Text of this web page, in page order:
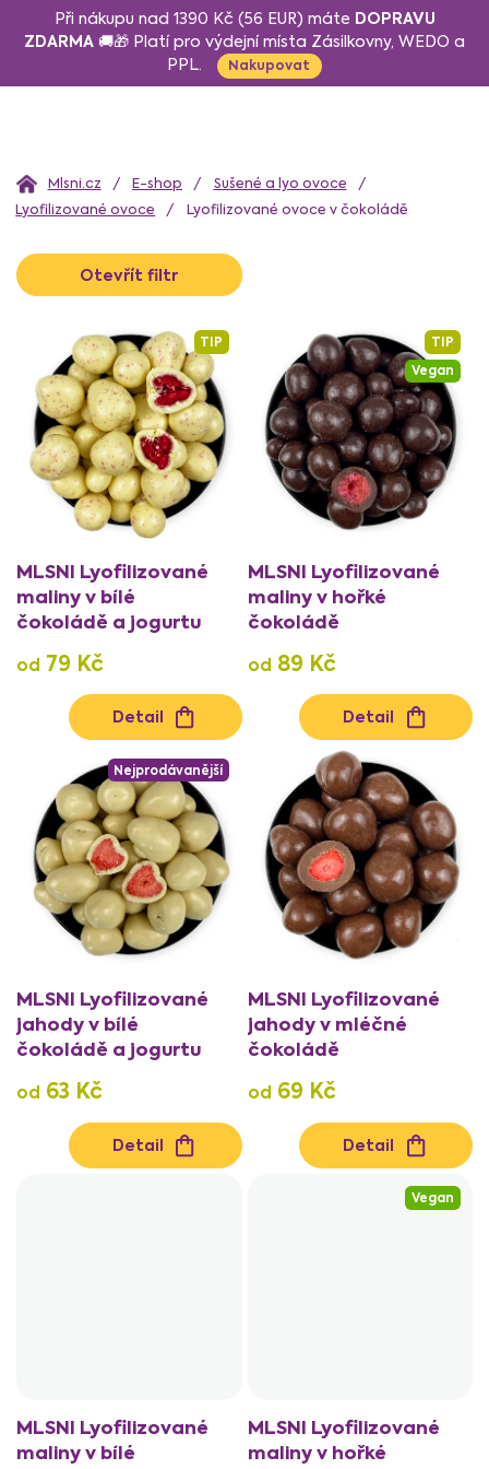
Při nákupu nad 1390 Kč (56 EUR) máte DOPRAVU
ZDARMA 🚚🎁 Platí pro výdejní místa Zásilkovny, WEDO a
PPL.
Nakupovat
Domů E-shop
Sušené a lyo ovoce
Lyofilizované ovoce
Lyofilizované ovoce v čokoládě
Otevřít filtr
V
ý
o
t
ů
TIP
MLSNI Lyofilizované
maliny v bílé
čokoládě a jogurtu
od 79 Kč
Detail
TIP
Vegan
MLSNI Lyofilizované
maliny v hořké
čokoládě
od 89 Kč
Detail
Nejprodávanější
MLSNI Lyofilizované
jahody v bílé
čokoládě a jogurtu
od 63 Kč
Detail
MLSNI Lyofilizované
jahody v mléčné
čokoládě
od 69 Kč
Detail
MLSNI Lyofilizované
maliny v bílé
Vegan
MLSNI Lyofilizované
maliny v hořké